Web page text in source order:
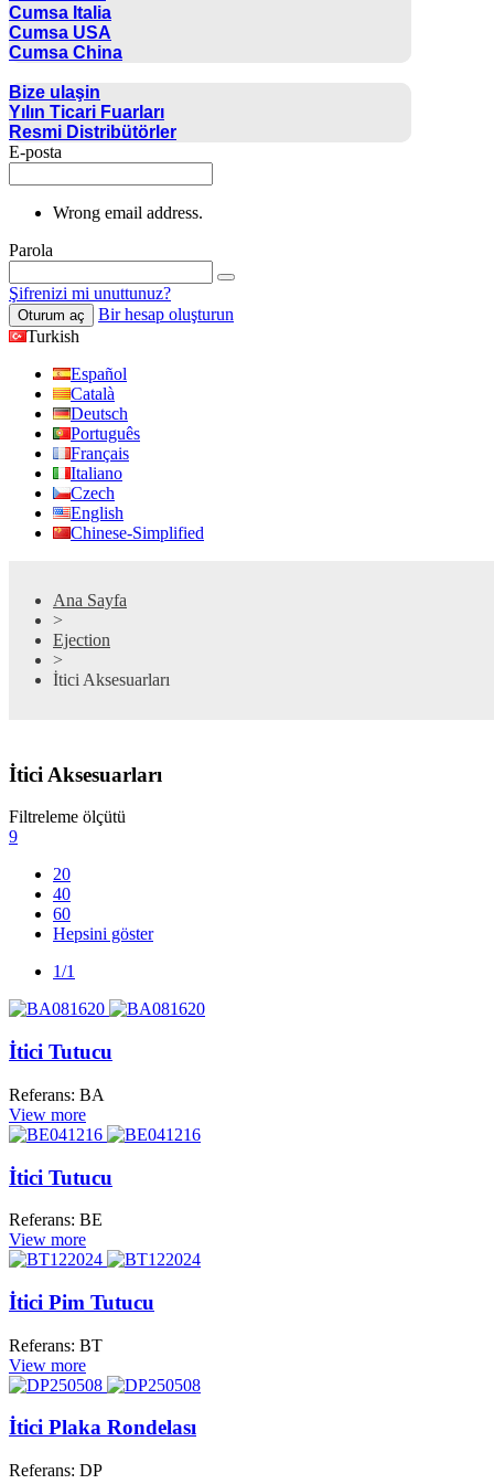
Cumsa Italia
Cumsa USA
Cumsa China
Bize ulaşin
Yılın Ticari Fuarları
Resmi Distribütörler
E-posta
Wrong email address.
Parola
Şifrenizi mi unuttunuz?
Oturum aç
Bir hesap oluşturun
Turkish
Español
Català
Deutsch
Português
Français
Italiano
Czech
English
Chinese-Simplified
Ana Sayfa
>
Ejection
>
İtici Aksesuarları
İtici Aksesuarları
Filtreleme ölçütü
9
20
40
60
Hepsini göster
1/1
İtici Tutucu
Referans: BA
View more
İtici Tutucu
Referans: BE
View more
İtici Pim Tutucu
Referans: BT
View more
İtici Plaka Rondelası
Referans: DP